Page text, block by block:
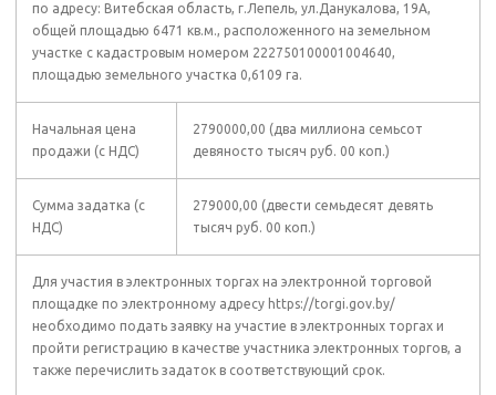
по адресу: Витебская область, г.Лепель, ул.Данукалова, 19А,
общей площадью 6471 кв.м., расположенного на земельном
участке с кадастровым номером 222750100001004640,
площадью земельного участка 0,6109 га.
Начальная цена
продажи (с НДС)
2790000,00 (два миллиона семьсот
девяносто тысяч руб. 00 коп.)
Сумма задатка (с
НДС)
279000,00 (двести семьдесят девять
тысяч руб. 00 коп.)
Для участия в электронных торгах на электронной торговой
площадке по электронному адресу https://torgi.gov.by/
необходимо подать заявку на участие в электронных торгах и
пройти регистрацию в качестве участника электронных торгов, а
также перечислить задаток в соответствующий срок.